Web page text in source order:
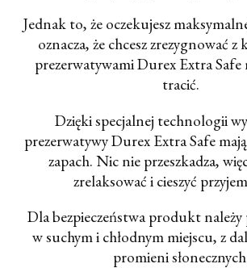
Jednak to, że oczekujesz
oznacza, że chcesz zrezygnować
prezerwatywami Durex Extra Safe
tracić.
Dzięki specjalnej technologii
prezerwatywy Durex Extra Safe
zapach. Nic nie przeszkadza,
zrelaksować i cieszyć
Dla bezpieczeństwa produkt należy
w suchym i chłodnym miejscu, z
promieni